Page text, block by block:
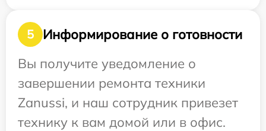
5
Информирование о готовности
Вы получите уведомление о
завершении ремонта техники
Zanussi, и наш сотрудник привезет
технику к вам домой или в офис.